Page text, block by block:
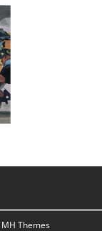
MH Themes